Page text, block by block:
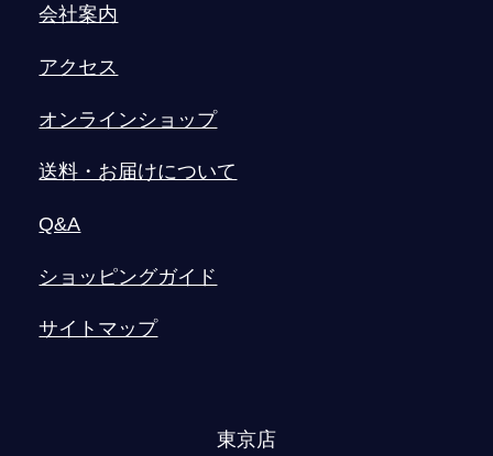
会社案内
アクセス
オンラインショップ
送料・お届けについて
Q&A
ショッピングガイド
サイトマップ
東京店